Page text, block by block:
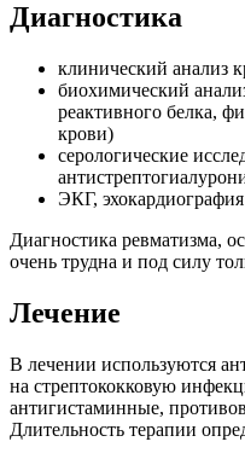
Диагностика
клинический анализ
биохимический
реактивного белка,
крови)
серологические
ЭКГ,
Диагностика ревматизма,
очень трудна и под силу
Лечение
В лечении используются
на стрептококковую
антигистаминные,
Длительность терапии